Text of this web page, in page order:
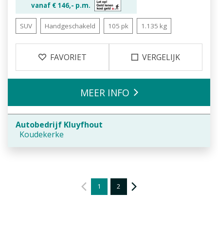
vanaf € 146,- p.m.
SUV Handgeschakeld 105 pk 1.135 kg
FAVORIET VERGELIJK
Autobedrijf Kluyfhout
Koudekerke
MEER INFO
1 2